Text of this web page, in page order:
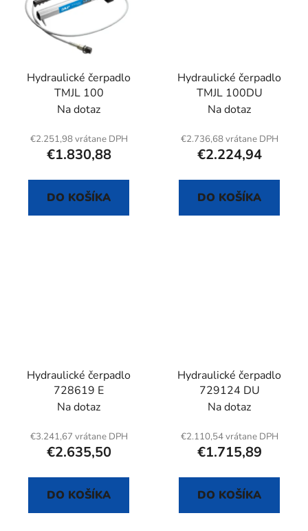
Hydraulické čerpadlo
TMJL 100
Na dotaz
€2.251,98 vrátane DPH
€1.830,88
DO KOŠÍKA
Hydraulické čerpadlo
TMJL 100DU
Na dotaz
€2.736,68 vrátane DPH
€2.224,94
DO KOŠÍKA
Hydraulické čerpadlo
728619 E
Na dotaz
€3.241,67 vrátane DPH
€2.635,50
DO KOŠÍKA
Hydraulické čerpadlo
729124 DU
Na dotaz
€2.110,54 vrátane DPH
€1.715,89
DO KOŠÍKA